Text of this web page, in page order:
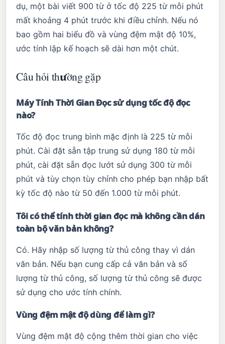
dụ, một bài viết 900 từ ở tốc độ 225 từ mỗi phút
mất khoảng 4 phút trước khi điều chỉnh. Nếu nó
bao gồm hai biểu đồ và vùng đệm mật độ 10%,
ước tính lập kế hoạch sẽ dài hơn một chút.
Câu hỏi thường gặp
Máy Tính Thời Gian Đọc sử dụng tốc độ đọc
nào?
Tốc độ đọc trung bình mặc định là 225 từ mỗi
phút. Cài đặt sẵn tập trung sử dụng 180 từ mỗi
phút, cài đặt sẵn đọc lướt sử dụng 300 từ mỗi
phút và tùy chọn tùy chỉnh cho phép bạn nhập bất
kỳ tốc độ nào từ 50 đến 1.000 từ mỗi phút.
Tôi có thể tính thời gian đọc mà không cần dán
toàn bộ văn bản không?
Có. Hãy nhập số lượng từ thủ công thay vì dán
văn bản. Nếu bạn cung cấp cả văn bản và số
lượng từ thủ công, số lượng từ thủ công sẽ được
sử dụng cho ước tính chính.
Vùng đệm mật độ dùng để làm gì?
Vùng đệm mật độ cộng thêm thời gian cho việc